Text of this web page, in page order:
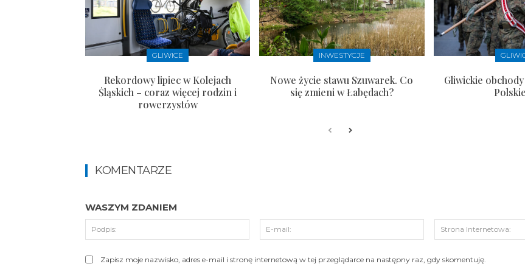
GLIWICE
Rekordowy lipiec w Kolejach
Śląskich – coraz więcej rodzin i
rowerzystów
INWESTYCJE
Nowe życie stawu Szuwarek. Co
się zmieni w Łabędach?
Gliwickie
KOMENTARZE
WASZYM ZDANIEM
Podpis:
mail:
Zapisz moje nazwisko, adres e-mail i stronę internetową w tej przeglądarce na następny raz, gdy skomentuję.